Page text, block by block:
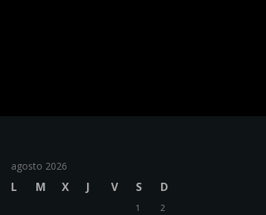
agosto 2026
L M X J V S D
1 2